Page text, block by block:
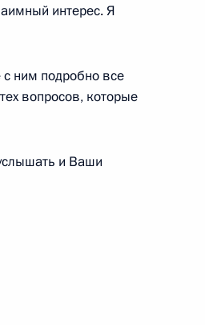
интерес. Я
ним подробно все
вопросов, которые
и Ваши